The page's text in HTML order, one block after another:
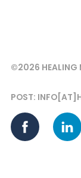
©2026 HEALING
POST: